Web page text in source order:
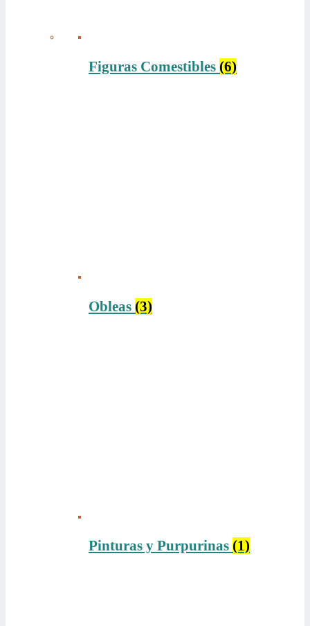
Figuras Comestibles (6)
Obleas (3)
Pinturas y Purpurinas (1)